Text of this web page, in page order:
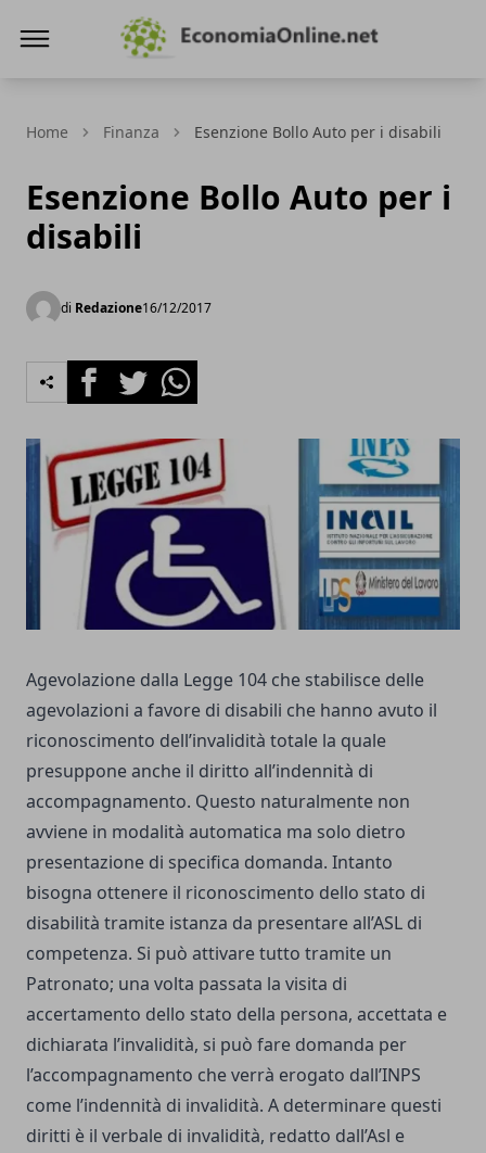
Home Finanza Esenzione Bollo Auto per i disabili
Esenzione Bollo Auto per i
disabili
di Redazione16/12/2017
FacebookTwitterWhatsapp
Agevolazione dalla Legge 104 che stabilisce delle
agevolazioni a favore di disabili che hanno avuto il
riconoscimento dell’invalidità totale la quale
presuppone anche il diritto all’indennità di
accompagnamento. Questo naturalmente non
avviene in modalità automatica ma solo dietro
presentazione di specifica domanda. Intanto
bisogna ottenere il riconoscimento dello stato di
disabilità tramite istanza da presentare all’ASL di
competenza. Si può attivare tutto tramite un
Patronato; una volta passata la visita di
accertamento dello stato della persona, accettata e
dichiarata l’invalidità, si può fare domanda per
l’accompagnamento che verrà erogato dall’INPS
come l’indennità di invalidità. A determinare questi
diritti è il verbale di invalidità, redatto dall’Asl e